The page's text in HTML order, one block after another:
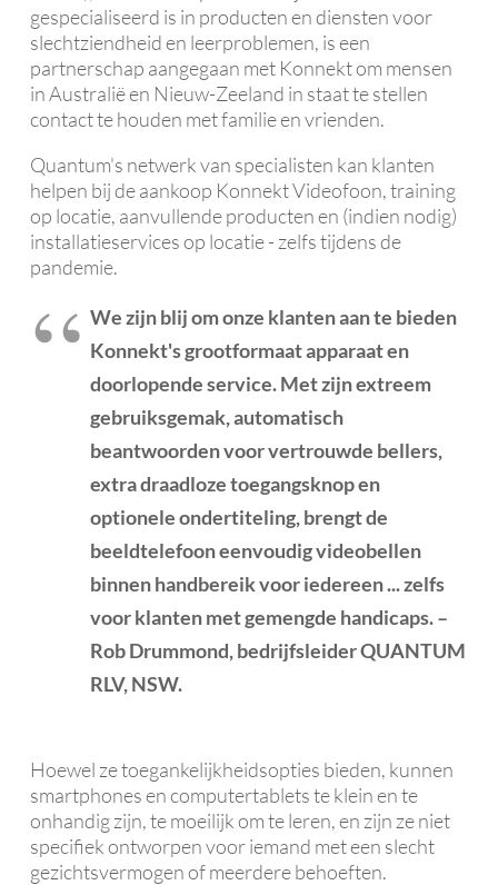
gespecialiseerd is in producten en diensten voor
slechtziendheid en leerproblemen, is een
partnerschap aangegaan met Konnekt om mensen
in Australië en Nieuw-Zeeland in staat te stellen
contact te houden met familie en vrienden.
Quantum's netwerk van specialisten kan klanten
helpen bij de aankoop Konnekt Videofoon, training
op locatie, aanvullende producten en (indien nodig)
installatieservices op locatie - zelfs tijdens de
pandemie.
We zijn blij om onze klanten aan te bieden
Konnekt's grootformaat apparaat en
doorlopende service. Met zijn extreem
gebruiksgemak, automatisch
beantwoorden voor vertrouwde bellers,
extra draadloze toegangsknop en
optionele ondertiteling, brengt de
beeldtelefoon eenvoudig videobellen
binnen handbereik voor iedereen ... zelfs
voor klanten met gemengde handicaps. –
Rob Drummond, bedrijfsleider QUANTUM
RLV, NSW.
Hoewel ze toegankelijkheidsopties bieden, kunnen
smartphones en computertablets te klein en te
onhandig zijn, te moeilijk om te leren, en zijn ze niet
specifiek ontworpen voor iemand met een slecht
gezichtsvermogen of meerdere behoeften.